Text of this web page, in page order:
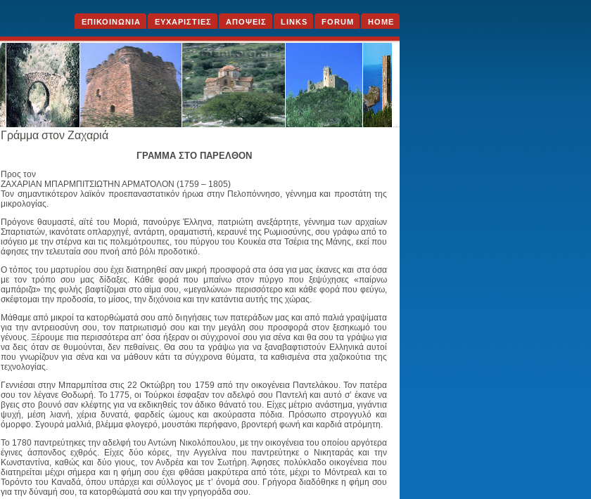
HOME
FORUM
LINKS
ΑΠΟΨΕΙΣ
ΕΥΧΑΡΙΣΤΙΕΣ
ΕΠΙΚΟΙΝΩΝΙΑ
Γράμμα στον Ζαχαριά
ΓΡΑΜΜΑ ΣΤΟ ΠΑΡΕΛΘΟΝ
Προς τον
ΖΑΧΑΡΙΑΝ ΜΠΑΡΜΠΙΤΣΙΩΤΗΝ ΑΡΜΑΤΟΛΟΝ (1759 – 1805)
Τον σημαντικότερον λαϊκόν προεπαναστατικόν ήρωα στην Πελοπόννησο, γέννημα και προστάτη της
μικρολογίας.
Πρόγονε θαυμαστέ, αϊτέ του Μοριά, πανούργε Έλληνα, πατριώτη ανεξάρτητε, γέννημα των αρχαίων
Σπαρτιατών, ικανότατε οπλαρχηγέ, αντάρτη, οραματιστή, κεραυνέ της Ρωμιοσύνης, σου γράφω από το
ισόγειο με την στέρνα και τις πολεμότρουπες, του πύργου του Κουκέα στα Τσέρια της Μάνης, εκεί που
άφησες την τελευταία σου πνοή από βόλι προδοτικό.
Ο τόπος του μαρτυρίου σου έχει διατηρηθεί σαν μικρή προσφορά στα όσα για μας έκανες και στα όσα
με τον τρόπο σου μας δίδαξες. Κάθε φορά που μπαίνω στον πύργο που ξεψύχησες «παίρνω
αμπάριζα» της φυλής βαφτίζομαι στο αίμα σου, «μεγαλώνω» περισσότερο και κάθε φορά που φεύγω,
σκέφτομαι την προδοσία, το μίσος, την διχόνοια και την κατάντια αυτής της χώρας.
Μάθαμε από μικροί τα κατορθώματά σου από διηγήσεις των πατεράδων μας και από παλιά γραψίματα
για την αντρειοσύνη σου, τον πατριωτισμό σου και την μεγάλη σου προσφορά στον ξεσηκωμό του
γένους. Ξέρουμε πια περισσότερα απ’ όσα ήξεραν οι σύγχρονοί σου για σένα και θα σου τα γράψω για
να δεις όταν σε θυμούνται, δεν πεθαίνεις. Θα σου τα γράψω για να ξαναβαφτιστούν Ελληνικά αυτοί
που γνωρίζουν για σένα και να μάθουν κάτι τα σύγχρονα θύματα, τα καθισμένα στα χαζοκούτια της
τεχνολογίας.
Γεννιέσαι στην Μπαρμπίτσα στις 22 Οκτώβρη του 1759 από την οικογένεια Παντελάκου. Τον πατέρα
σου τον λέγανε Θοδωρή. Το 1775, οι Τούρκοι έσφαξαν τον αδελφό σου Παντελή και αυτό σ’ έκανε να
βγεις στο βουνό σαν κλέφτης για να εκδικηθείς τον άδικο θάνατό του. Είχες μέτριο ανάστημα, γιγάντια
ψυχή, μέση λιανή, χέρια δυνατά, φαρδείς ώμους και ακούραστα πόδια. Πρόσωπο στρογγυλό και
όμορφο. Σγουρά μαλλιά, βλέμμα φλογερό, μουστάκι περήφανο, βροντερή φωνή και καρδιά ατρόμητη.
Το 1780 παντρεύτηκες την αδελφή του Αντώνη Νικολόπουλου, με την οικογένεια του οποίου αργότερα
έγινες άσπονδος εχθρός. Είχες δύο κόρες, την Αγγελίνα που παντρεύτηκε ο Νικηταράς και την
Κωνσταντίνα, καθώς και δύο γιους, τον Ανδρέα και τον Σωτήρη. Άφησες πολύκλαδο οικογένεια που
διατηρείται μέχρι σήμερα και η φήμη σου έχει φθάσει μακρύτερα από τότε, μέχρι το Μόντρεαλ και το
Τορόντο του Καναδά, όπου υπάρχει και σύλλογος με τ’ όνομά σου. Γρήγορα διαδόθηκε η φήμη σου
για την δύναμή σου, τα κατορθώματά σου και την γρηγοράδα σου.